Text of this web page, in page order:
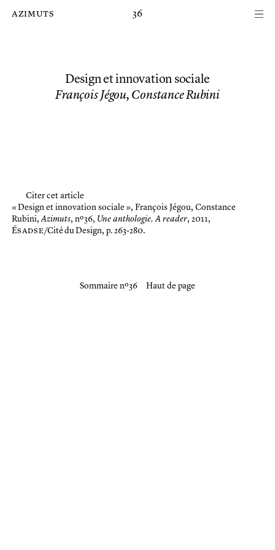
azimuts 36
Design et innovation sociale
François Jégou, Constance Rubini
Citer cet article
« Design et innovation sociale », François Jégou, Constance
Rubini,Azimuts, nº 36, Une anthologie. A reader, 2011,
Ésadse/Cité du Design, p. 263-280.
Sommaire nº 36 Haut de page